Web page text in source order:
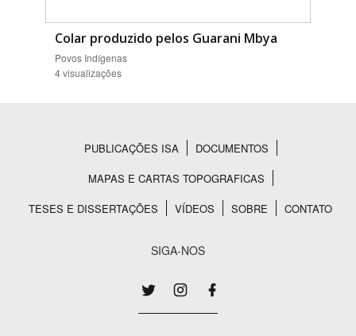
Colar produzido pelos Guarani Mbya
Povos Indígenas
4 visualizações
Rodapé
PUBLICAÇÕES ISA
DOCUMENTOS
MAPAS E CARTAS TOPOGRAFICAS
TESES E DISSERTAÇÕES
VÍDEOS SOBRE CONTATO
SIGA-NOS